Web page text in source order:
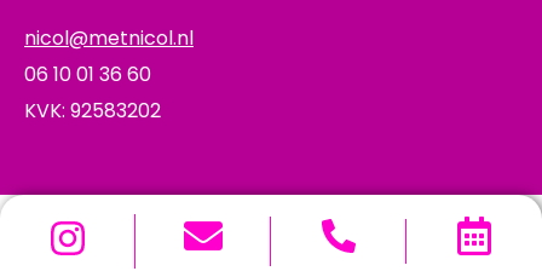
nicol@metnicol.nl
06 10 01 36 60
KVK: 92583202